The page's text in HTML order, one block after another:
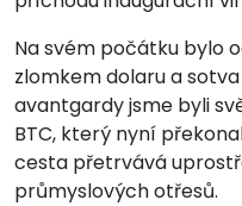
Na svém počátku bylo
zlomkem dolaru a
avantgardy jsme byli
BTC, který nyní
cesta přetrvává
průmyslových otřesů.